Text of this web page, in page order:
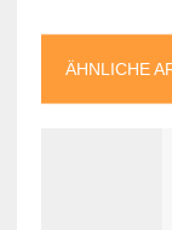
ÄHNLICHE